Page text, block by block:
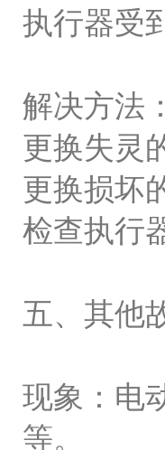
执行器受
解决方法：
更换失灵
更换损坏
检查执行
五、其他
现象：电
等。